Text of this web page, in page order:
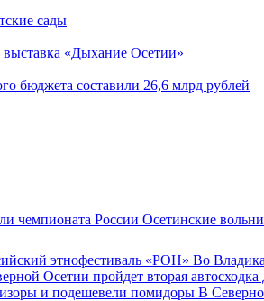
сады
выставка «Дыхание Осетии»
бюджета составили 26,6 млрд рублей
Осетинские
Во
В